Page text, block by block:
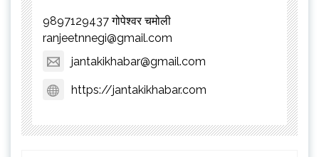
9897129437 गोपेश्वर चमोली
ranjeetnnegi@gmail.com
jantakikhabar@gmail.com
https://jantakikhabar.com